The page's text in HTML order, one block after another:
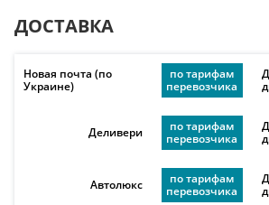
ДОСТАВКА
Новая почта (по
Украине)
по тарифам
перевозчика
Деливери
по тарифам
перевозчика
Автолюкс
по тарифам
перевозчика